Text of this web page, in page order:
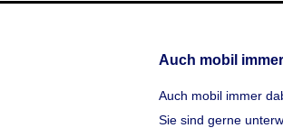
Auch mobil
Auch mobil immer
Sie sind gerne